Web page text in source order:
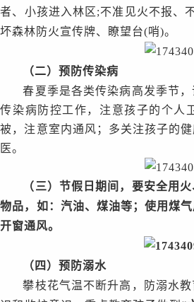
者、小孩进入林区;不准见火不报、
坏森林防火宣传牌、瞭望台(哨)。
（二）预防传染病
春夏季是各类传染病高发季节
传染病防控工作，注意孩子的个人
被，注意室内通风；多关注孩子的
医。
（三） 节假日期间，要安全用
物品，如：汽油、煤油等；使用煤
开窗通风。
（四）预防溺水
攀枝花气温不断升高，防溺水